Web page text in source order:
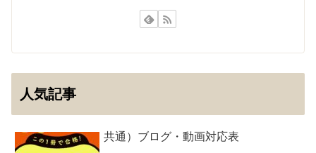
人気記事
共通）ブログ・動画対応表